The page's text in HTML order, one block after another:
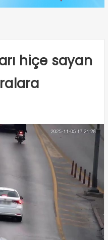
hiçe sayan